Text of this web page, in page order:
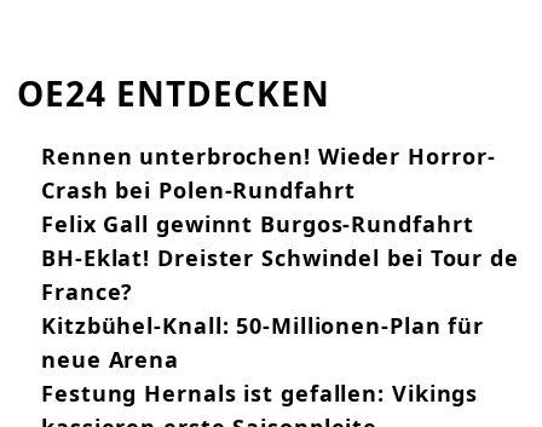
OE24 ENTDECKEN
Rennen unterbrochen! Wieder Horror-
Crash bei Polen-Rundfahrt
Felix Gall gewinnt Burgos-Rundfahrt
BH-Eklat! Dreister Schwindel bei Tour de
France?
Kitzbühel-Knall: 50-Millionen-Plan für
neue Arena
Festung Hernals ist gefallen: Vikings